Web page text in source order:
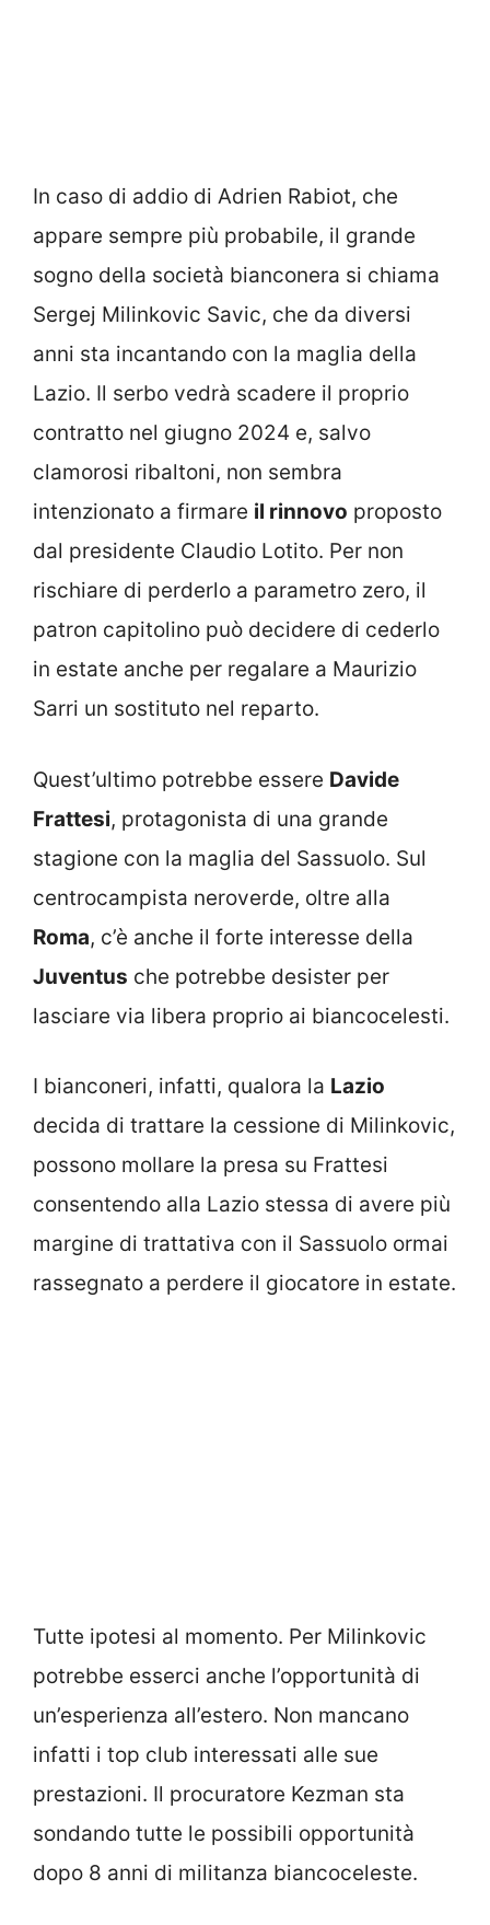
In caso di addio di Adrien Rabiot, che
appare sempre più probabile, il grande
sogno della società bianconera si chiama
Sergej Milinkovic Savic, che da diversi
anni sta incantando con la maglia della
Lazio. Il serbo vedrà scadere il proprio
contratto nel giugno 2024 e, salvo
clamorosi ribaltoni, non sembra
intenzionato a firmare il rinnovo proposto
dal presidente Claudio Lotito. Per non
rischiare di perderlo a parametro zero, il
patron capitolino può decidere di cederlo
in estate anche per regalare a Maurizio
Sarri un sostituto nel reparto.
Quest’ultimo potrebbe essere Davide
Frattesi, protagonista di una grande
stagione con la maglia del Sassuolo. Sul
centrocampista neroverde, oltre alla
Roma, c’è anche il forte interesse della
Juventus che potrebbe desister per
lasciare via libera proprio ai biancocelesti.
I bianconeri, infatti, qualora la Lazio
decida di trattare la cessione di Milinkovic,
possono mollare la presa su Frattesi
consentendo alla Lazio stessa di avere più
margine di trattativa con il Sassuolo ormai
rassegnato a perdere il giocatore in estate.
Tutte ipotesi al momento. Per Milinkovic
potrebbe esserci anche l’opportunità di
un’esperienza all’estero. Non mancano
infatti i top club interessati alle sue
prestazioni. Il procuratore Kezman sta
sondando tutte le possibili opportunità
dopo 8 anni di militanza biancoceleste.